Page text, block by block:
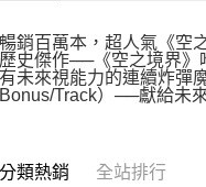
銷百萬本，超人氣《空
史傑作──《空之境界》
未來視能力的連續炸彈
Bonus/Track）──獻給未
類熱銷 全站排行